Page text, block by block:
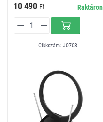
10 490 Ft Raktáron
Cikkszám: J0703